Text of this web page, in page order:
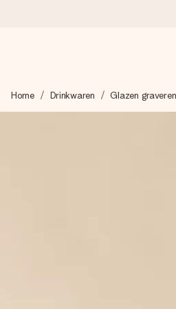
We maken jouw cadeau met
4,8 (gebaseerd op
Onze cadeaus worden
Je maakt in een paar stappen
Home Drinkwaren Glazen graveren